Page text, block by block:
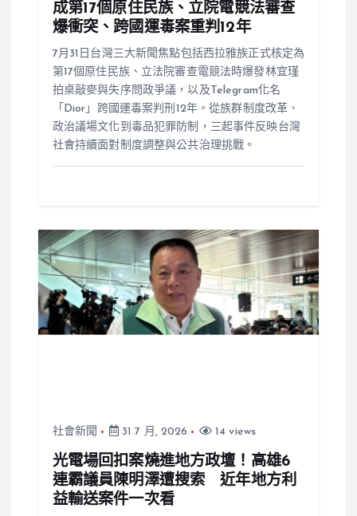
成第17個原住民族、立院電競法審查
爆衝突、跨國運毒案重判12年
7月31日台灣三大新聞焦點包括西拉雅族正式核定為
第17個原住民族、立法院審查電競法時爆發林宜瑾
拍桌敲麥與失序問政爭議，以及Telegram化名
「Dior」跨國運毒案判刑12年。從族群制度改革、
政治議場文化到毒品犯罪防制，三起事件反映台灣
社會持續面對制度調整與公共治理挑戰。
社會新聞 31 7 月, 2026 14 views
光電場回扣案燒進地方政壇！高雄6
連霸議員陳明澤遭搜索 近年地方利
益輸送案件一次看